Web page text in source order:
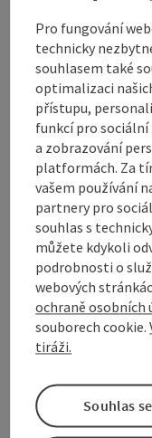
Označit
přejít na
Vytvořit PDF
powered by
Pro fungování
technicky
souhlasem také
optimalizaci
přístupu,
funkcí pro
a zobrazování
platformách. Za
vašem používání
partnery pro
souhlas s
můžete kdykoli
podrobnosti o
webových
ochraně osobních
souborech cookie.
tiráži.
Souhlas